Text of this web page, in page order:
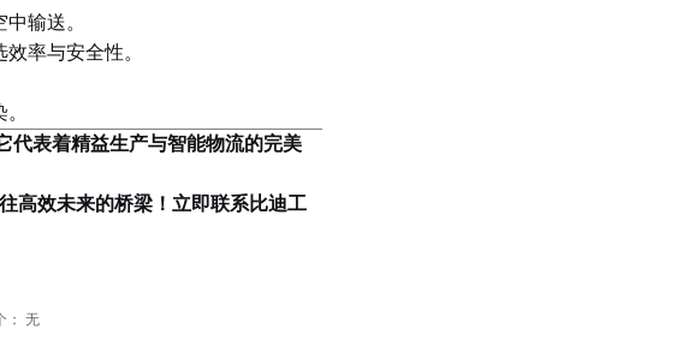
输送。
率与安全性。
代表着精益生产与智能物流的完美
高效未来的桥梁！立即联系比迪工
： 无